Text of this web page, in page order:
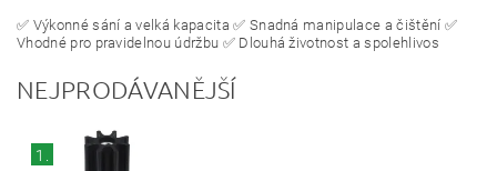
✅ Výkonné sání a velká kapacita ✅ Snadná manipulace a čištění ✅
Vhodné pro pravidelnou údržbu ✅ Dlouhá životnost a spolehlivos
NEJPRODÁVANĚJŠÍ
1.